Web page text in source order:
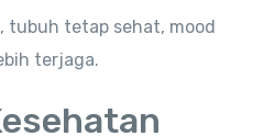
tubuh tetap sehat, mood
terjaga.